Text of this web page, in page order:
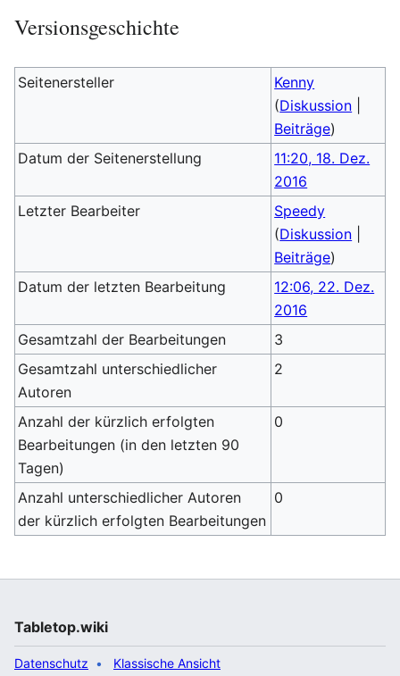
Versionsgeschichte
Seitenersteller
Kenny
(Diskussion
Beiträge)
Datum der Seitenerstellung
11:20, 18. Dez.
2016
Letzter Bearbeiter
Speedy
(Diskussion
Beiträge)
Datum der letzten Bearbeitung
12:06, 22. Dez.
2016
Gesamtzahl der Bearbeitungen
3
Gesamtzahl unterschiedlicher
Autoren
2
Anzahl der kürzlich erfolgten
Bearbeitungen (in den letzten 90
Tagen)
0
Anzahl unterschiedlicher Autoren
der kürzlich erfolgten Bearbeitungen
0
Tabletop.wiki
Datenschutz Klassische Ansicht